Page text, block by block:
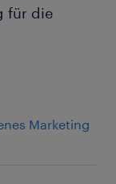
für die
Marketing